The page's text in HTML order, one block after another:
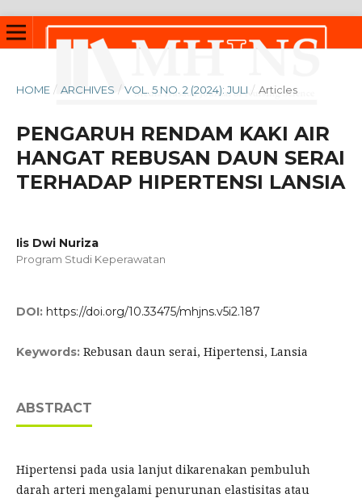
HOME / ARCHIVES / VOL. 5 NO. 2 (2024): JULI / Articles
PENGARUH RENDAM KAKI AIR
HANGAT REBUSAN DAUN SERAI
TERHADAP HIPERTENSI LANSIA
Iis Dwi Nuriza
Program Studi Keperawatan
DOI: https://doi.org/10.33475/mhjns.v5i2.187
Keywords: Rebusan daun serai, Hipertensi, Lansia
ABSTRACT
Hipertensi pada usia lanjut dikarenakan pembuluh
darah arteri mengalami penurunan elastisitas atau